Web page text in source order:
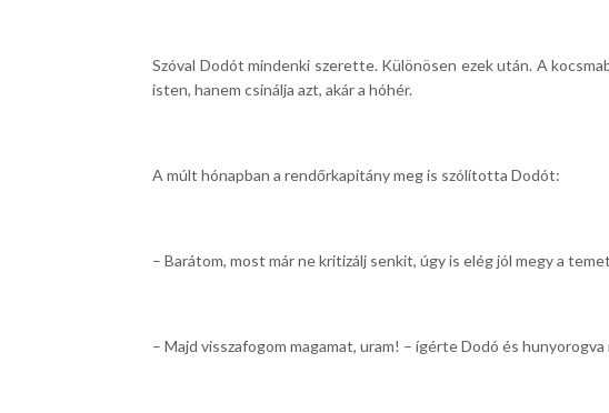
Szóval Dodót mindenki szerette. Különösen ezek után. A
isten, hanem csinálja azt, akár a hóhér.
A múlt hónapban a rendőrkapitány meg is szólította Dodót:
– Barátom, most már ne kritizálj senkit, úgy is elég jól megy a
– Majd visszafogom magamat, uram! – ígérte Dodó és